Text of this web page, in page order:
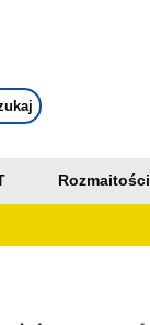
Rozmaitości